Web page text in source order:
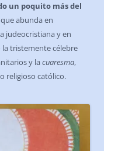
un poquito más del
abunda en
judeocristiana y en
tristemente célebre
y la cuaresma,
religioso católico.